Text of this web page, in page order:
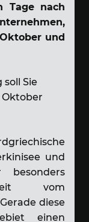
Tage nach
und
Sie
und
vom
diese
einen